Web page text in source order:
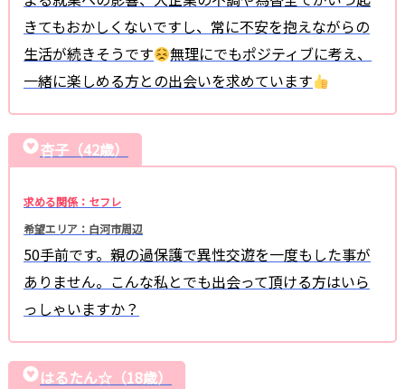
きてもおかしくないですし、常に不安を抱えながらの
生活が続きそうです
無理にでもポジティブに考え、
一緒に楽しめる方との出会いを求めています
杏子（42歳）
求める関係：セフレ
希望エリア：白河市周辺
50手前です。親の過保護で異性交遊を一度もした事が
ありません。こんな私とでも出会って頂ける方はいら
っしゃいますか？
はるたん☆（18歳）